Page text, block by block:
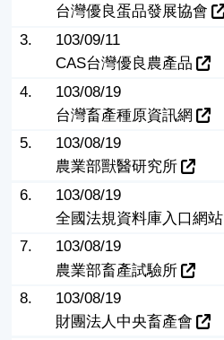
台灣優良蛋品發展協會
3.
103/09/11
CAS台灣優良農產品
4.
103/08/19
台灣畜產種原資訊網
5.
103/08/19
農業部獸醫研究所
6.
103/08/19
全國法規資料庫入口網站
7.
103/08/19
農業部畜產試驗所
8.
103/08/19
財團法人中央畜產會